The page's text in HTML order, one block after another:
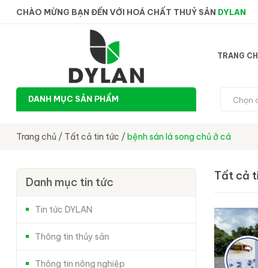
CHÀO MỪNG BẠN ĐẾN VỚI HOÁ CHẤT THUỶ SẢN DYLAN
TRANG
DANH MỤC SẢN PHẨM Chọn
Trang chủ / Tất cả tin tức /bệnh sán lá song chủ ở cá
Tất cả
Danh mục tin tức
Tin tức DYLAN
Thông tin thủy sản
Thông tin nông nghiệp